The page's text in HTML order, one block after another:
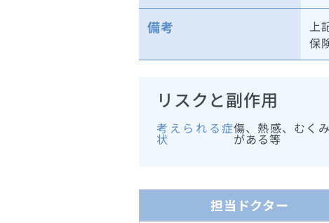
備考
上
保
リスクと副作用
考えられる症
状
傷、熱感、むく
がある等
担当ドクター